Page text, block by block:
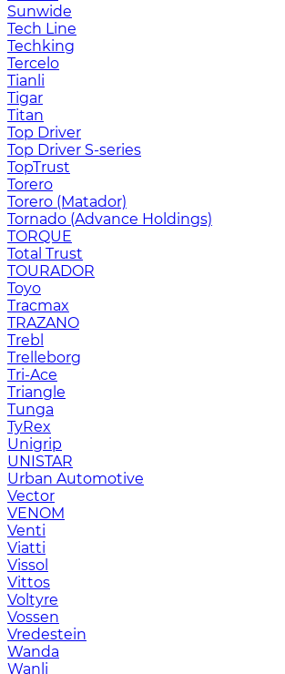
Sunwide
Tech Line
Techking
Tercelo
Tianli
Tigar
Titan
Top Driver
Top Driver S-series
TopTrust
Torero
Torero (Matador)
Tornado (Advance Holdings)
TORQUE
Total Trust
TOURADOR
Toyo
Tracmax
TRAZANO
Trebl
Trelleborg
Tri-Ace
Triangle
Tunga
TyRex
Unigrip
UNISTAR
Urban Automotive
Vector
VENOM
Venti
Viatti
Vissol
Vittos
Voltyre
Vossen
Vredestein
Wanda
Wanli